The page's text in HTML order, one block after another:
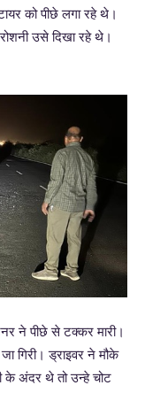
को पीछे लगा रहे थे।
उसे दिखा रहे थे।
ने पीछे से टक्कर मारी।
गिरी। ड्राइवर ने मौके
के अंदर थे तो उन्हे चोट